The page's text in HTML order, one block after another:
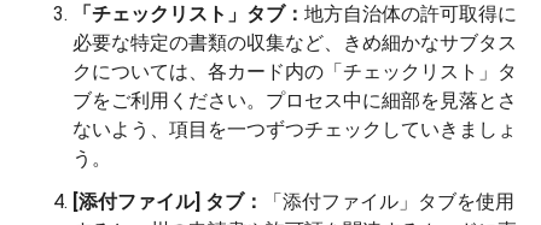
「チェックリスト」タブ： 地方自治体の許可取得に
必要な特定の書類の収集など、きめ細かなサブタス
クについては、各カード内の「チェックリスト」タ
ブをご利用ください。プロセス中に細部を見落とさ
ないよう、項目を一つずつチェックしていきましょ
う。
[添付ファイル] タブ：
「添付ファイル」タブを使用